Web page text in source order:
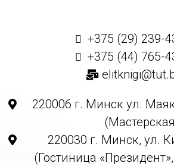
+375 (29) 239-
+375 (44) 765-
220006 г. Минск ул.
220030 г. Минск, ул.
(Гостиница